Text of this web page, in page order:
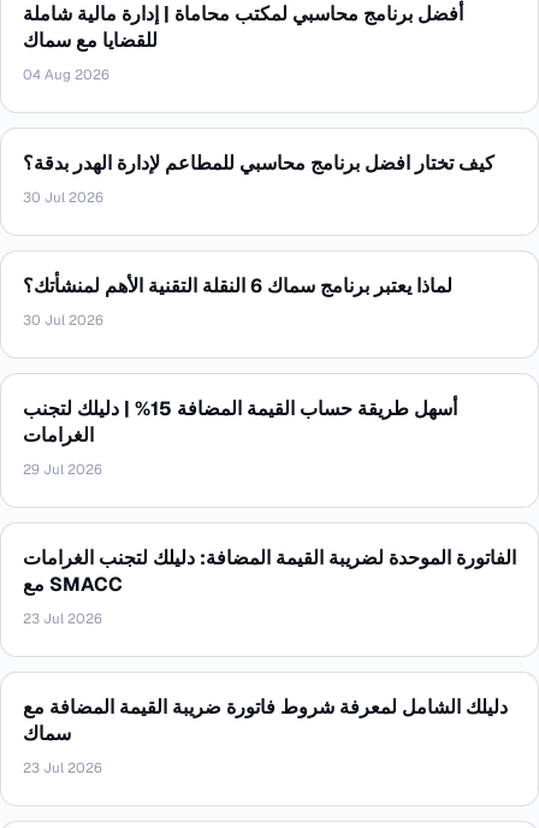
أفضل برنامج محاسبي لمكتب محاماة | إدارة مالية شاملة
للقضايا مع سماك
04 Aug 2026
كيف تختار افضل برنامج محاسبي للمطاعم لإدارة الهدر بدقة؟
30 Jul 2026
لماذا يعتبر برنامج سماك 6 النقلة التقنية الأهم لمنشأتك؟
30 Jul 2026
أسهل طريقة حساب القيمة المضافة 15% | دليلك لتجنب
الغرامات
29 Jul 2026
الفاتورة الموحدة لضريبة القيمة المضافة: دليلك لتجنب الغرامات
مع SMACC
23 Jul 2026
دليلك الشامل لمعرفة شروط فاتورة ضريبة القيمة المضافة مع
سماك
23 Jul 2026